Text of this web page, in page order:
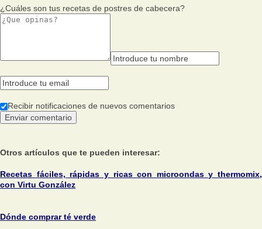
¿Cuáles son tus recetas de postres de cabecera?
Recibir notificaciones de nuevos comentarios
Otros artículos que te pueden interesar:
Recetas fáciles, rápidas y ricas con microondas y thermomix,
con Virtu González
Dónde comprar té verde